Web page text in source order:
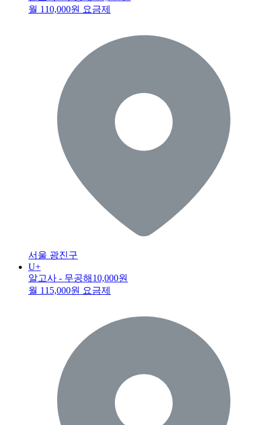
월 110,000원 요금제
서울 광진구
U+
알고사 - 무공해 10,000원
월 115,000원 요금제